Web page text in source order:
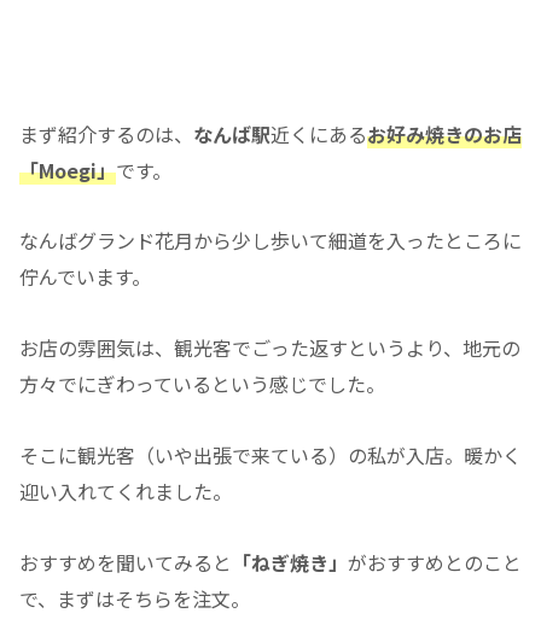
まず紹介するのは、 なんば駅近くにあるお好み焼きのお店
「Moegi」です。
なんばグランド花月から少し歩いて細道を入ったところに
佇んでいます。
お店の雰囲気は、観光客でごった返すというより、地元の
方々でにぎわっているという感じでした。
そこに観光客（いや出張で来ている）の私が入店。暖かく
迎い入れてくれました。
おすすめを聞いてみると 「ねぎ焼き」 がおすすめとのこと
で、まずはそちらを注文。